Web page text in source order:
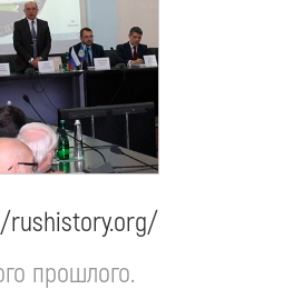
rushistory.org/
прошлого.